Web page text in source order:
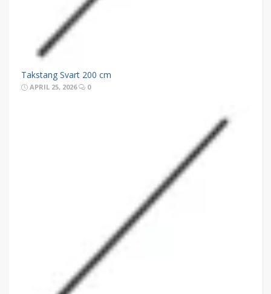
Takstang Svart 200 cm
APRIL 25, 2026 0